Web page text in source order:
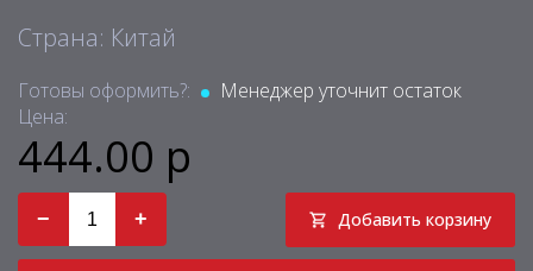
Страна: Китай
Готовы оформить?:
Менеджер уточнит остаток
Цена:
444.00 р
− + Добавить корзину